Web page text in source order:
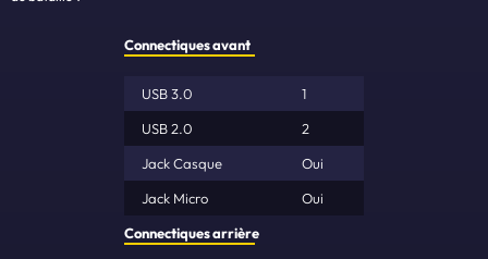
Connectiques avant
USB 3.0
1
USB 2.0
2
Jack Casque
Oui
Jack Micro
Oui
Connectiques arrière